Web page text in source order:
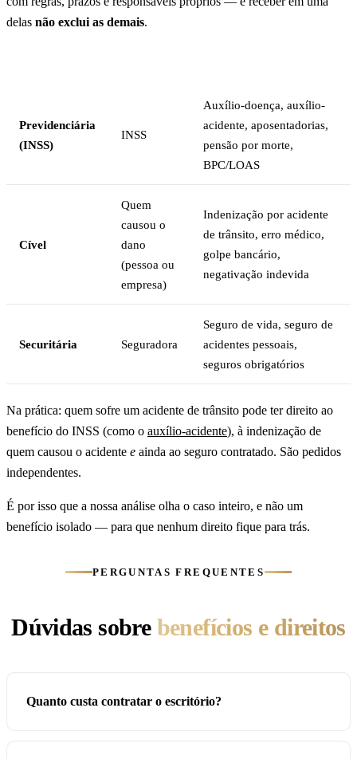
delas não exclui as demais.
Previdenciária
(INSS)
INSS
Auxílio-doença, auxílio-
acidente, aposentadorias,
pensão por morte,
BPC/LOAS
Cível
Quem
causou o
dano
(pessoa ou
empresa)
Indenização por acidente
de trânsito, erro médico,
golpe bancário,
negativação indevida
Securitária Seguradora
Seguro de vida, seguro de
acidentes pessoais,
seguros obrigatórios
Na prática: quem sofre um acidente de trânsito pode ter direito ao
benefício do INSS (como o auxílio-acidente), à indenização de
quem causou o acidente e ainda ao seguro contratado. São pedidos
independentes.
É por isso que a nossa análise olha o caso inteiro, e não um
benefício isolado — para que nenhum direito fique para trás.
PERGUNTAS FREQUENTES
Dúvidas sobre benefícios e direitos
Quanto custa contratar o escritório?